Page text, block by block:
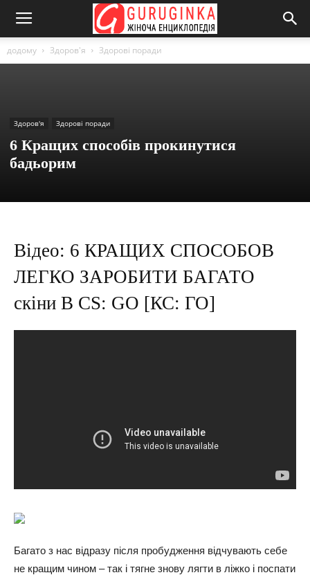
додому Здоров'я Здорові поради
Здоров'я Здорові поради
6 Кращих способів прокинутися
бадьорим
Відео: 6 КРАЩИХ СПОСОБОВ
ЛЕГКО ЗАРОБИТИ БАГАТО
скіни В CS: GO [КС: ГО]
Багато з нас відразу після пробудження відчувають себе
не кращим чином – так і тягне знову лягти в ліжко і поспати